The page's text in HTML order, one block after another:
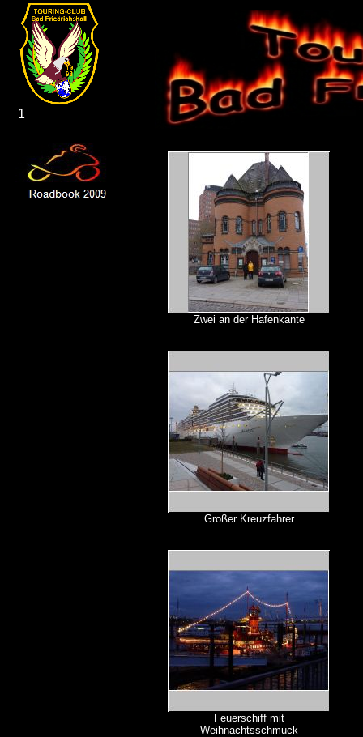
1
Zwei an der Hafenkante
Großer Kreuzfahrer
Feuerschiff mit
Weihnachtsschmuck